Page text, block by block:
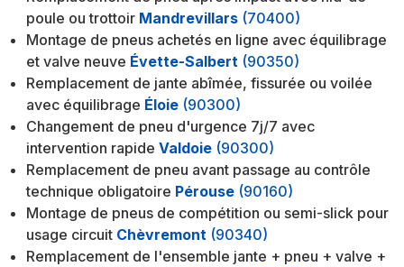
poule ou trottoir Mandrevillars (70400)
Montage de pneus achetés en ligne avec équilibrage
et valve neuve Évette-Salbert (90350)
Remplacement de jante abîmée, fissurée ou voilée
avec équilibrage Éloie (90300)
Changement de pneu d'urgence 7j/7 avec
intervention rapide Valdoie (90300)
Remplacement de pneu avant passage au contrôle
technique obligatoire Pérouse (90160)
Montage de pneus de compétition ou semi-slick pour
usage circuit Chèvremont (90340)
Remplacement de l'ensemble jante + pneu + valve +